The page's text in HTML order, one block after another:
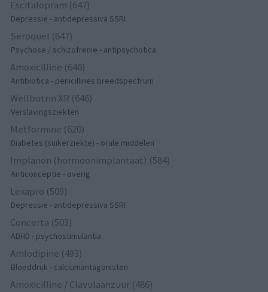
Escitalopram (647)
Depressie - antidepressiva SSRI
Seroquel (647)
Psychose / schizofrenie - antipsychotica
Amoxicilline (646)
Antibiotica - penicillines breedspectrum
Wellbutrin XR (646)
Verslavingsziekten
Metformine (620)
Diabetes (suikerziekte) - orale middelen
Implanon (hormoonimplantaat) (584)
Anticonceptie - overig
Lexapro (509)
Depressie - antidepressiva SSRI
Concerta (503)
ADHD - psychostimulantia
Amlodipine (493)
Bloeddruk - calciumantagonisten
Amoxicilline / Clavulaanzuur (486)